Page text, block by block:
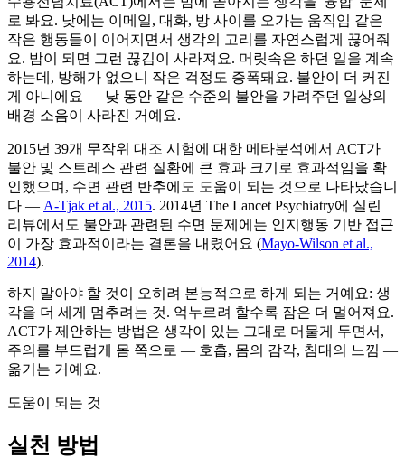
로 봐요. 낮에는 이메일, 대화, 방 사이를 오가는 움직임 같은
작은 행동들이 이어지면서 생각의 고리를 자연스럽게 끊어줘
요. 밤이 되면 그런 끊김이 사라져요. 머릿속은 하던 일을 계속
하는데, 방해가 없으니 작은 걱정도 증폭돼요. 불안이 더 커진
게 아니에요 — 낮 동안 같은 수준의 불안을 가려주던 일상의
배경 소음이 사라진 거예요.
2015년 39개 무작위 대조 시험에 대한 메타분석에서 ACT가
불안 및 스트레스 관련 질환에 큰 효과 크기로 효과적임을 확
인했으며, 수면 관련 반추에도 도움이 되는 것으로 나타났습니
다 — A-Tjak et al., 2015. 2014년 The Lancet Psychiatry에 실린
리뷰에서도 불안과 관련된 수면 문제에는 인지행동 기반 접근
이 가장 효과적이라는 결론을 내렸어요 (Mayo-Wilson et al.,
2014).
하지 말아야 할 것이 오히려 본능적으로 하게 되는 거예요: 생
각을 더 세게 멈추려는 것. 억누르려 할수록 잠은 더 멀어져요.
ACT가 제안하는 방법은 생각이 있는 그대로 머물게 두면서,
주의를 부드럽게 몸 쪽으로 — 호흡, 몸의 감각, 침대의 느낌 —
옮기는 거예요.
도움이 되는 것
실천 방법